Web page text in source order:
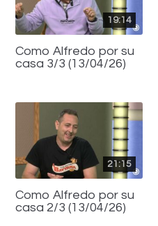
19:14
Como Alfredo por su
casa 3/3 (13/04/26)
21:15
Como Alfredo por su
casa 2/3 (13/04/26)